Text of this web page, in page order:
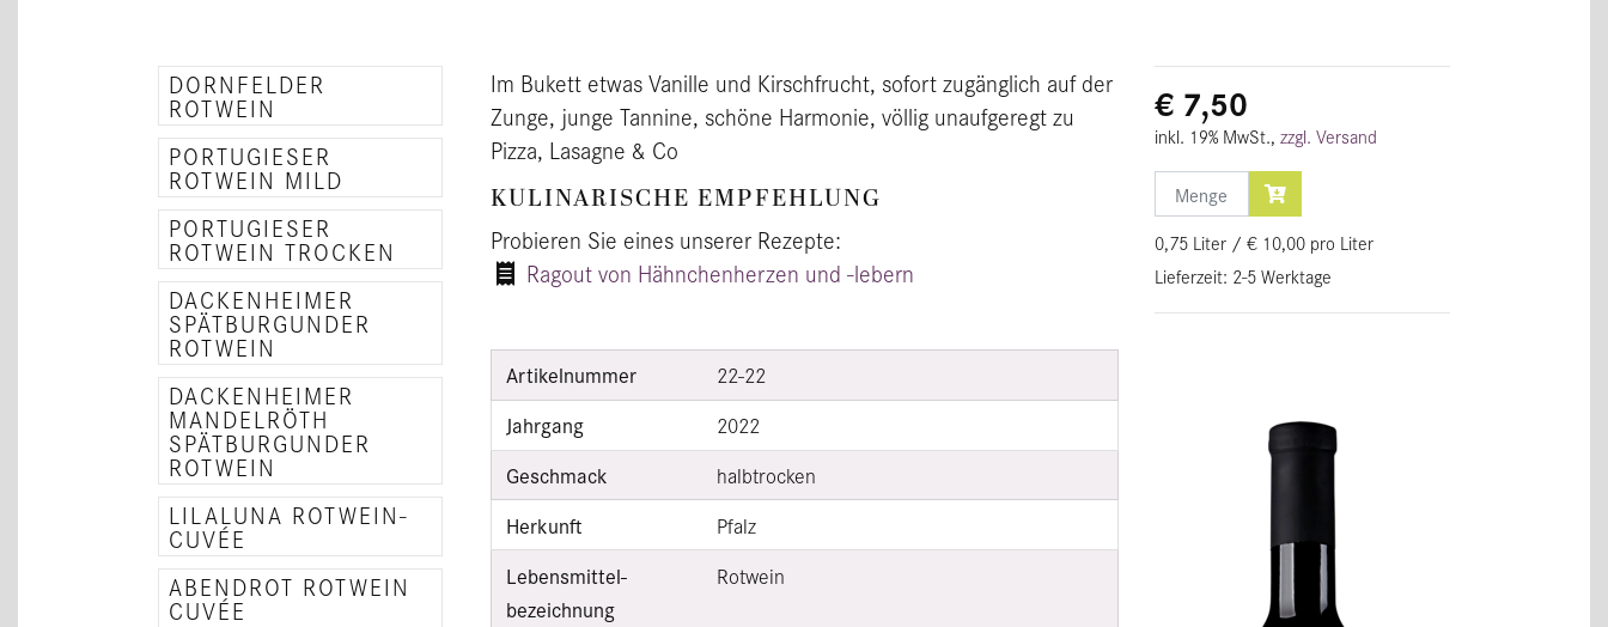
DORNFELDER
ROTWEIN
PORTUGIESER
ROTWEIN MILD
PORTUGIESER
ROTWEIN TROCKEN
DACKENHEIMER
SPÄTBURGUNDER
ROTWEIN
DACKENHEIMER
MANDELRÖTH
SPÄTBURGUNDER
ROTWEIN
LILALUNA ROTWEIN-
CUVÉE
ABENDROT ROTWEIN
CUVÉE
Im Bukett etwas Vanille und Kirschfrucht, sofort zugänglich auf der
Zunge, junge Tannine, schöne Harmonie, völlig unaufgeregt zu
Pizza, Lasagne & Co
KULINARISCHE EMPFEHLUNG
Probieren Sie eines unserer Rezepte:
Ragout von Hähnchenherzen und -lebern
Artikelnummer
22-22
Jahrgang
2022
Geschmack
halbtrocken
Herkunft
Pfalz
Lebensmittel­
bezeichnung
Rotwein
€ 7,50
inkl. 19% MwSt., zzgl. Versand
Menge
0,75 Liter / € 10,00 pro Liter
Lieferzeit: 2-5 Werktage